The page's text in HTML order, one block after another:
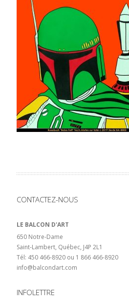
CONTACTEZ-NOUS
LE BALCON D'ART
650 Notre-Dame
Saint-Lambert, Québec, J4P 2L1
Tél: 450 466-8920 ou 1 866 466-8920
info@balcondart.com
INFOLETTRE